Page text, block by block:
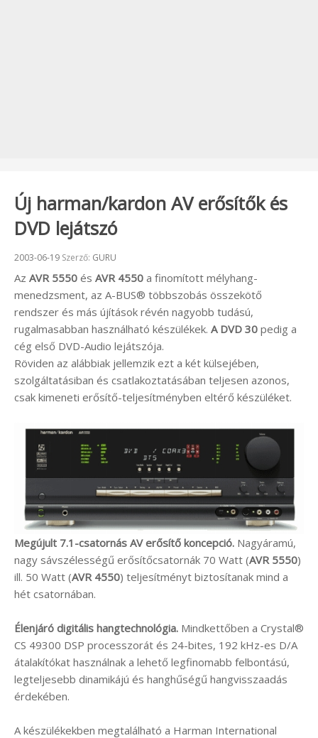
Új harman/kardon AV erősítők és
DVD lejátszó
Beküldve:
2003-06-19 Szerző: GURU
Az AVR 5550 és AVR 4550 a finomított mélyhang-
menedzsment, az A-BUS® többszobás összekötő
rendszer és más újítások révén nagyobb tudású,
rugalmasabban használható készülékek. A DVD 30 pedig a
cég első DVD-Audio lejátszója.
Röviden az alábbiak jellemzik ezt a két külsejében,
szolgáltatásiban és csatlakoztatásában teljesen azonos,
csak kimeneti erősítő-teljesítményben eltérő készüléket.
Megújult 7.1-csatornás AV erősítő koncepció. Nagyáramú,
nagy sávszélességű erősítőcsatornák 70 Watt (AVR 5550)
ill. 50 Watt (AVR 4550) teljesítményt biztosítanak mind a
hét csatornában.
Élenjáró digitális hangtechnológia. Mindkettőben a Crystal®
CS 49300 DSP processzorát és 24-bites, 192 kHz-es D/A
átalakítókat használnak a lehető legfinomabb felbontású,
legteljesebb dinamikájú és hanghűségű hangvisszaadás
érdekében.
A készülékekben megtalálható a Harman International